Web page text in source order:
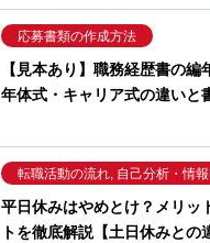
応募書類の作成方法
【見本あり】職務経歴書の編
年体式・キャリア式の違いと
転職活動の流れ, 自己分析・情
平日休みはやめとけ？メリッ
トを徹底解説【土日休みとの